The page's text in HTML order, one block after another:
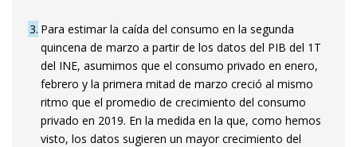
3 Para estimar la caída del consumo en la segunda
quincena de marzo a partir de los datos del PIB del 1T
del INE, asumimos que el consumo privado en enero,
febrero y la primera mitad de marzo creció al mismo
ritmo que el promedio de crecimiento del consumo
privado en 2019. En la medida en la que, como hemos
visto, los datos sugieren un mayor crecimiento del